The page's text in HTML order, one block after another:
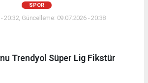
SPOR
20:32, Güncelleme: 09.07.2026 - 20:38
Trendyol Süper Lig Fikstür